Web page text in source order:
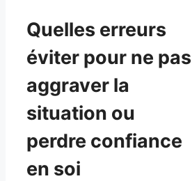
Quelles erreurs
éviter pour ne pas
aggraver la
situation ou
perdre confiance
en soi